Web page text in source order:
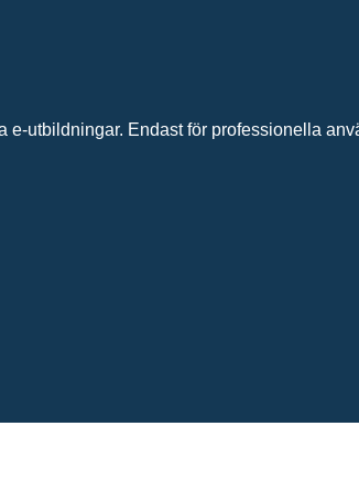
utbildningar. Endast för professionella